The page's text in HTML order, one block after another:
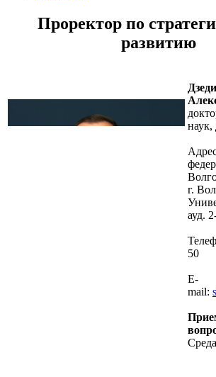
Проректор по
развитию
наук,
г.
ауд.
50
Е-
mail: